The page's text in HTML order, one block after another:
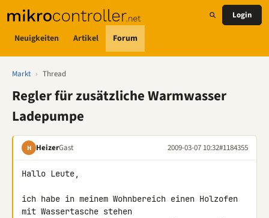
Neuigkeiten Artikel Forum
Login
Markt › Thread
Regler für zusätzliche Warmwasser
Ladepumpe
H HeizerGast 2009-03-07 10:32#1184355
Hallo Leute,
ich habe in meinem Wohnbereich einen Holzofen
mit Wassertasche stehen